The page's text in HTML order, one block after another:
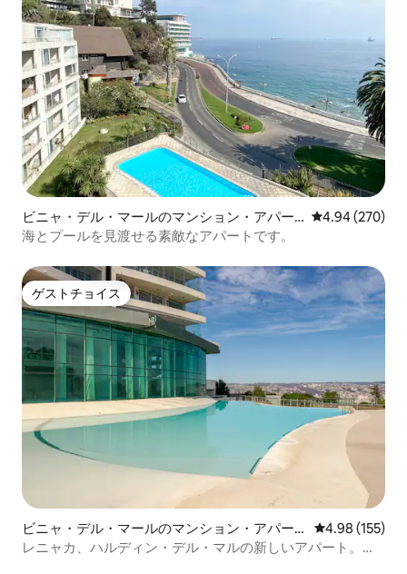
ビニャ・デル・マールのマンション・アパー
ト
レビュー270
4.94 (270)
海とプールを見渡せる素敵なアパートです。
ゲストチョイス
ゲストチョイス
ビニャ・デル・マールのマンション・アパー
ト
レビュー155
4.98 (155)
レニャカ、ハルディン・デル・マルの新しいアパート。